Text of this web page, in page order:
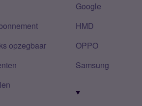
opzegbaar
Google
HMD
OPPO
Samsung